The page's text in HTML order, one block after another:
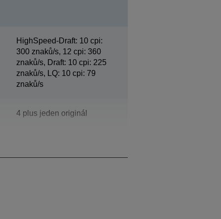
HighSpeed-Draft: 10 cpi:
300 znaků/s, 12 cpi: 360
znaků/s, Draft: 10 cpi: 225
znaků/s, LQ: 10 cpi: 79
znaků/s
4 plus jeden originál